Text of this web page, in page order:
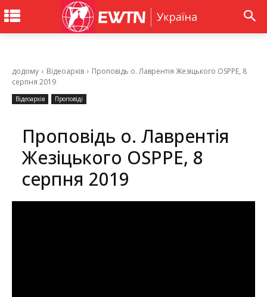
додому Відеоархів
Проповідь о. Лаврентія Жезіцького OSPPE, 8
серпня 2019
Відеоархів Проповіді
Проповідь о. Лаврентія
Жезіцького OSPPE, 8
серпня 2019